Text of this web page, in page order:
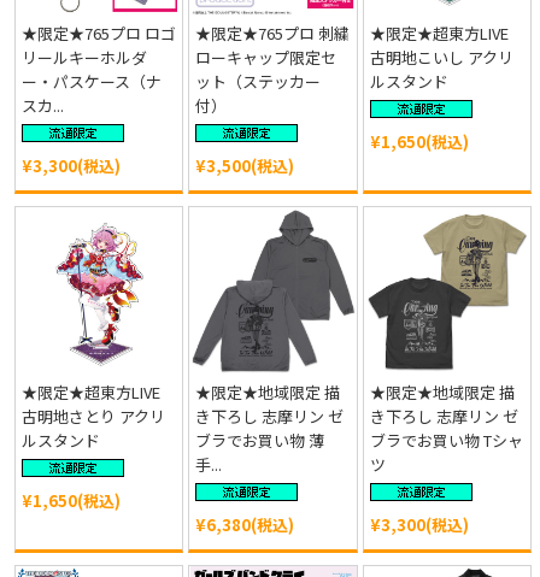
★限定★765プロ ロゴ
リールキーホルダ
ー・パスケース（ナ
スカ...
¥3,300(税込)
★限定★765プロ 刺繍
ローキャップ限定セ
ット（ステッカー
付）
¥3,500(税込)
★限定★超東方LIVE
古明地こいし アクリ
ルスタンド
¥1,650(税込)
★限定★超東方LIVE
古明地さとり アクリ
ルスタンド
¥1,650(税込)
★限定★地域限定 描
き下ろし 志摩リン ゼ
ブラでお買い物 薄
手...
¥6,380(税込)
★限定★地域限定 描
き下ろし 志摩リン ゼ
ブラでお買い物 Tシャ
ツ
¥3,300(税込)